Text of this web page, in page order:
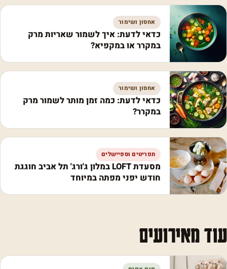
אחסון ושימור
כדאי לדעת: איך לשמור שאריות מרק
במקרר או במקפיא?
אחסון ושימור
כדאי לדעת: כמה זמן מותר לשמור מרק
במקרר?
תפריטים וספיישלים
מסעדת LOFT במלון ג'ורג' תל אביב חוגגת
חודש יפני מפתה במיוחד
עוד מאירועים